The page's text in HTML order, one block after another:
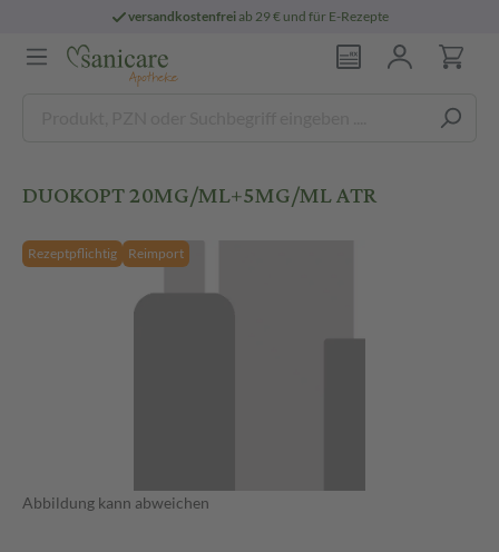
versandkostenfreiab 29 € und für E-Rezepte
DUOKOPT 20MG/ML+5MG/ML ATR
Rezeptpflichtig Reimport
Abbildung kann abweichen